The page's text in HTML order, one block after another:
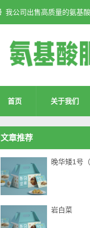
我公司出售高质量的氨基
首页 关于我们
文章推荐
晚华矮1号（
岩白菜